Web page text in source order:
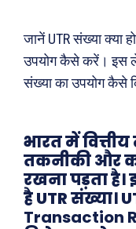
जानें UTR संख्या क्या
उपयोग कैसे करें। इस
संख्या का उपयोग कैसे
भारत में
तकनीकी और
रखना पड़ता है।
है UTR संख्या।
Transaction